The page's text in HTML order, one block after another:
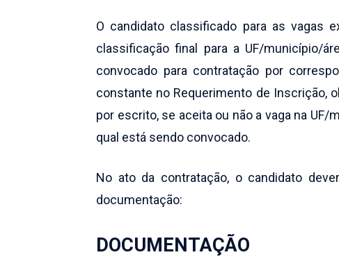
O candidato classificado para as vagas
classificação final para a UF/município/
convocado para contratação por
constante no Requerimento de Inscrição,
por escrito, se aceita ou não a vaga na
qual está sendo convocado.
No ato da contratação, o candidato
documentação:
DOCUMENTAÇÃO